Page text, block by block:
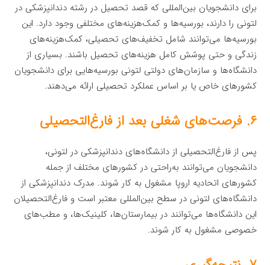
برای دانشجویان بین‌المللی که قصد تحصیل در رشته دندانپزشکی در
لتونی را دارند، بورسیه‌ها و کمک‌هزینه‌های مختلفی وجود دارد. این
بورسیه‌ها می‌توانند شامل تخفیف‌های تحصیلی، کمک‌هزینه‌های
زندگی و حتی پوشش کامل هزینه‌های تحصیل باشند. بسیاری از
دانشگاه‌ها و سازمان‌های دولتی لتونی بورسیه‌هایی برای دانشجویان
کشورهای خاص یا بر اساس عملکرد تحصیلی ارائه می‌دهند.
۶. فرصت‌های شغلی بعد از فارغ‌التحصیلی
پس از فارغ‌التحصیلی از دانشگاه‌های دندانپزشکی در لتونی،
دانشجویان می‌توانند به‌راحتی در کشورهای مختلف از جمله
کشورهای اتحادیه اروپا مشغول به کار شوند. مدرک دندانپزشکی از
دانشگاه‌های لتونی در سطح بین‌المللی معتبر است و فارغ‌التحصیلان
این دانشگاه‌ها می‌توانند در بیمارستان‌ها، کلینیک‌ها، و مطب‌های
خصوصی مشغول به کار شوند.